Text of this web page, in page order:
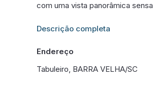
com uma vista panorâmica
Informações adicionais sobre
Descrição completa
Endereço
Tabuleiro, BARRA VELHA/SC